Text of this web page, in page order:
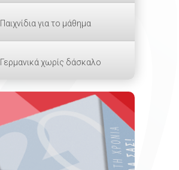
Παιχνίδια για το μάθημα
Γερμανικά χωρίς δάσκαλο